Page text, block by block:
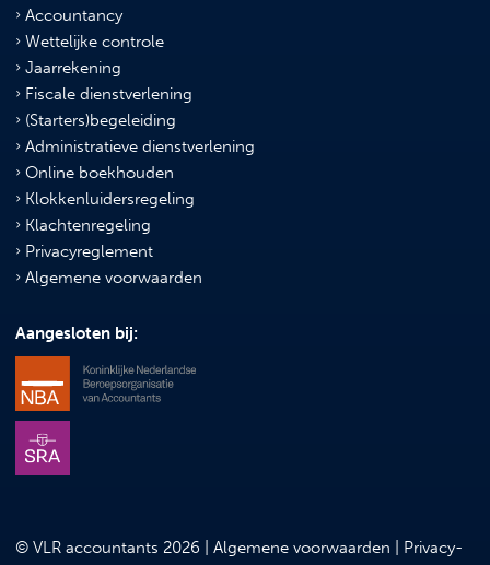
Accountancy
Wettelijke controle
Jaarrekening
Fiscale dienstverlening
(Starters)begeleiding
Administratieve dienstverlening
Online boekhouden
Klokkenluidersregeling
Klachtenregeling
Privacyreglement
Algemene voorwaarden
Aangesloten bij:
© VLR accountants 2026 | Algemene voorwaarden
Privacy-